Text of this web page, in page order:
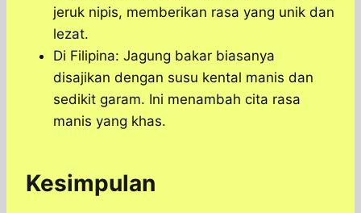
jeruk nipis, memberikan rasa yang unik dan
lezat.
Di Filipina: Jagung bakar biasanya
disajikan dengan susu kental manis dan
sedikit garam. Ini menambah cita rasa
manis yang khas.
Kesimpulan